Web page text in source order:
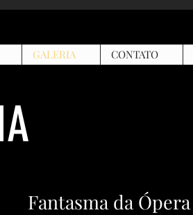
GALERIA CONTATO
Fantasma da